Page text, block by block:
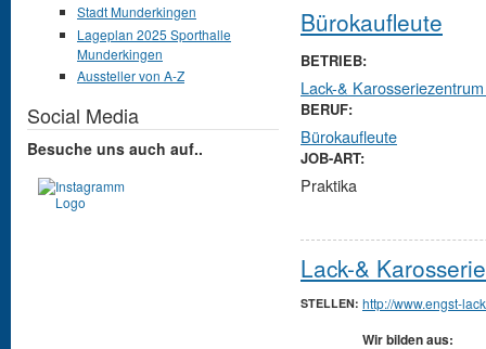
Bürokaufleute
BETRIEB:
Lack-&
BERUF:
Bürokaufleute
JOB-ART:
Praktika
Lack-&
STELLEN: http://www.engst-
Wir bilden aus:
Stadt Munderkingen
Lageplan 2025 Sporthalle
Munderkingen
Aussteller von A-Z
Social Media
Besuche uns auch auf..